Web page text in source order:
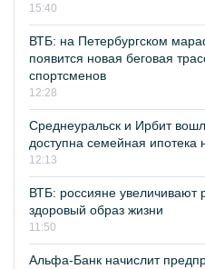
15:40
ВТБ: на Петербургском
появится новая беговая
спортсменов
12:28
Среднеуральск и Ирбит
доступна семейная ипотека
12:13
ВТБ: россияне увеличивают
здоровый образ жизни
11:50
Альфа-Банк начислит